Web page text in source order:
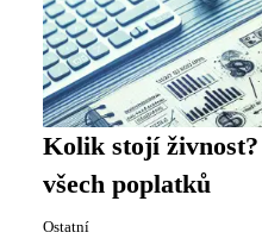
Kolik stojí
všech poplatků
Ostatní